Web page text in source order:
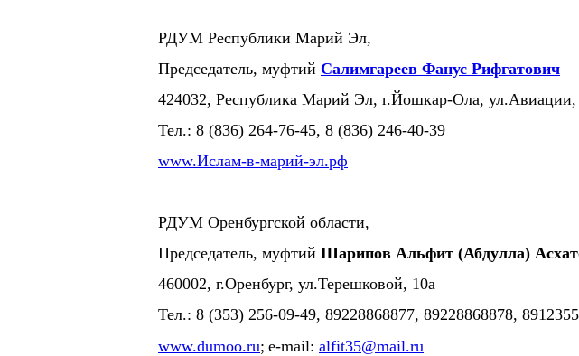
РДУМ Республики Марий Эл,
Председатель, муфтий Салимгареев Фанус Рифгатович
424032, Республика Марий Эл, г.Йошкар-Ола, ул.Авиации,
Тел.: 8 (836) 264-76-45, 8 (836) 246-40-39
www.Ислам-в-марий-эл.рф
РДУМ Оренбургской области,
Председатель, муфтий Шарипов Альфит (Абдулла)
460002, г.Оренбург, ул.Терешковой, 10а
Тел.: 8 (353) 256-09-49, 89228868877, 89228868878,
www.dumoo.ru; e-mail: alfit35@mail.ru